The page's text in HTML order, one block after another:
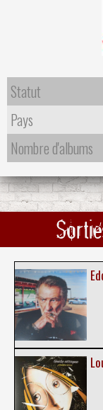
Statut
Pays
Nombre d'albums